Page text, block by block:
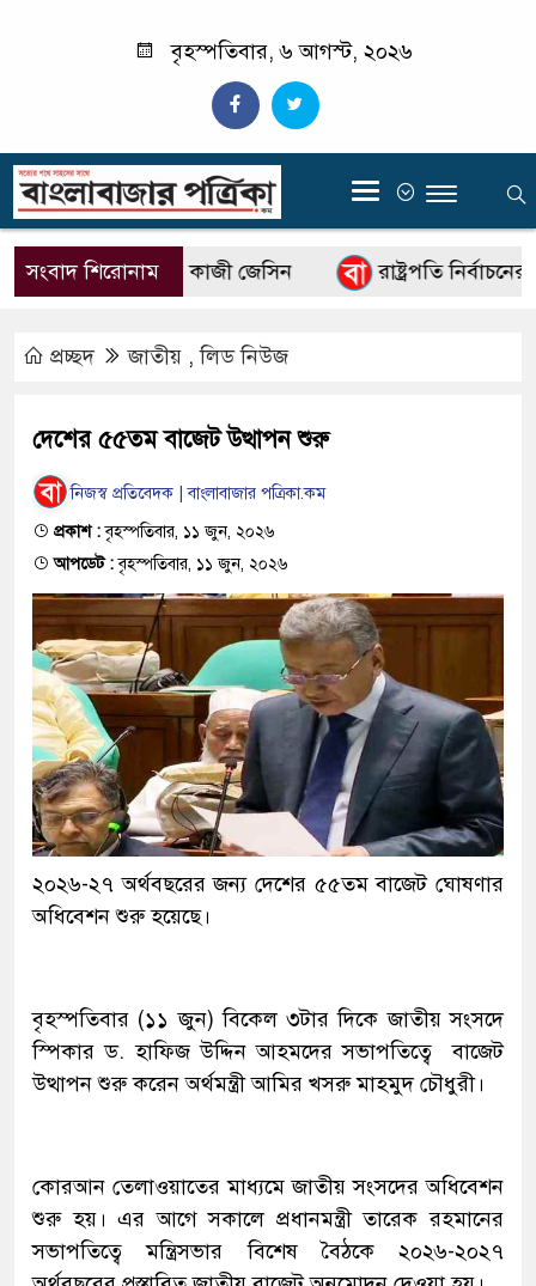
বৃহস্পতিবার, ৬ আগস্ট, ২০২৬
‍
সংবাদ শিরোনাম
মহাপরিচালক কাজী জেসিন রাষ্ট্রপতি নির্বাচনের
প্রচ্ছদ জাতীয় ,লিড নিউজ
দেশের ৫৫তম বাজেট উত্থাপন শুরু
নিজস্ব প্রতিবেদক | বাংলাবাজার পত্রিকা.কম
প্রকাশ :বৃহস্পতিবার, ১১ জুন, ২০২৬
আপডেট :বৃহস্পতিবার, ১১ জুন, ২০২৬
২০২৬-২৭ অর্থবছরের জন্য দেশের ৫৫তম বাজেট ঘোষণার
অধিবেশন শুরু হয়েছে।
বৃহস্পতিবার (১১ জুন) বিকেল ৩টার দিকে জাতীয় সংসদে
স্পিকার ড. হাফিজ উদ্দিন আহমদের সভাপতিত্বে বাজেট
উত্থাপন শুরু করেন অর্থমন্ত্রী আমির খসরু মাহমুদ চৌধুরী।
কোরআন তেলাওয়াতের মাধ্যমে জাতীয় সংসদের অধিবেশন
শুরু হয়। এর আগে সকালে প্রধানমন্ত্রী তারেক রহমানের
সভাপতিত্বে মন্ত্রিসভার বিশেষ বৈঠকে ২০২৬-২০২৭